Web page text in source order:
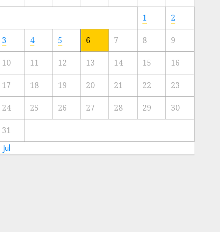
Artis
Kota
23/11/2024
0
1 2
3 4 5 6 7 8 9
10 11 12 13 14 15 16
17 18 19 20 21 22 23
24 25 26 27 28 29 30
31